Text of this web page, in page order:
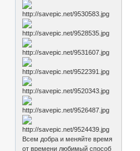
Всем добра и меняйте время
от времени любимый способ